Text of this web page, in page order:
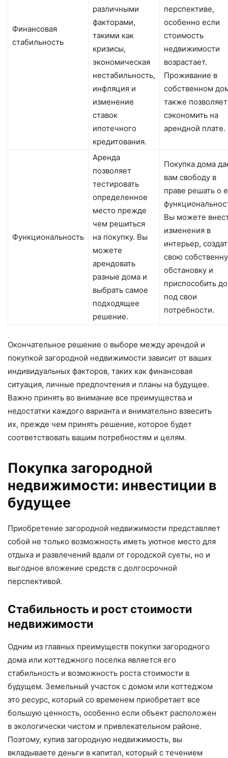
Финансовая
стабильность
различными
факторами,
такими как
кризисы,
экономическая
нестабильность,
инфляция и
изменение
ставок
ипотечного
кредитования.
перспективе,
особенно если
стоимость
недвижимости
возрастает.
Проживание в
собственном
также позволяет
сэкономить на
арендной плате.
Функциональность
Аренда
позволяет
тестировать
определенное
место прежде
чем решиться
на покупку. Вы
можете
арендовать
разные дома и
выбрать самое
подходящее
решение.
Покупка дома
вам свободу в
праве решать о
Вы можете
изменения в
интерьер,
свою
обстановку и
приспособить
под свои
потребности.
Окончательное решение о выборе между арендой и
покупкой загородной недвижимости зависит от ваших
индивидуальных факторов, таких как финансовая
ситуация, личные предпочтения и планы на будущее.
Важно принять во внимание все преимущества и
недостатки каждого варианта и внимательно взвесить
их, прежде чем принять решение, которое будет
соответствовать вашим потребностям и целям.
Покупка загородной
недвижимости: инвестиции в
будущее
Приобретение загородной недвижимости представляет
собой не только возможность иметь уютное место для
отдыха и развлечений вдали от городской суеты, но и
выгодное вложение средств с долгосрочной
перспективой.
Стабильность и рост стоимости
недвижимости
Одним из главных преимуществ покупки загородного
дома или коттеджного поселка является его
стабильность и возможность роста стоимости в
будущем. Земельный участок с домом или коттеджом
это ресурс, который со временем приобретает все
большую ценность, особенно если объект расположен
в экологически чистом и привлекательном районе.
Поэтому, купив загородную недвижимость, вы
вкладываете деньги в капитал, который с течением